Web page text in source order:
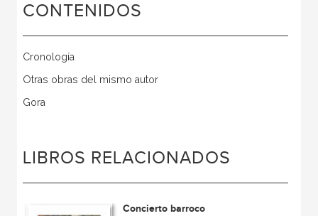
CONTENIDOS
Cronología
Otras obras del mismo autor
Gora
LIBROS RELACIONADOS
Concierto barroco